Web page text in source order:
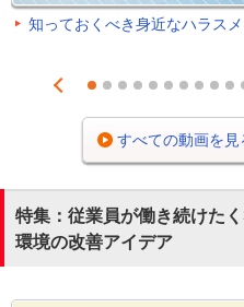
知っておくべき身近なハラスメ
Prev
1 2 3 4 5 6 7 8 9 10
すべての動画を見
特集：従業員が働き続けた
環境の改善アイデア